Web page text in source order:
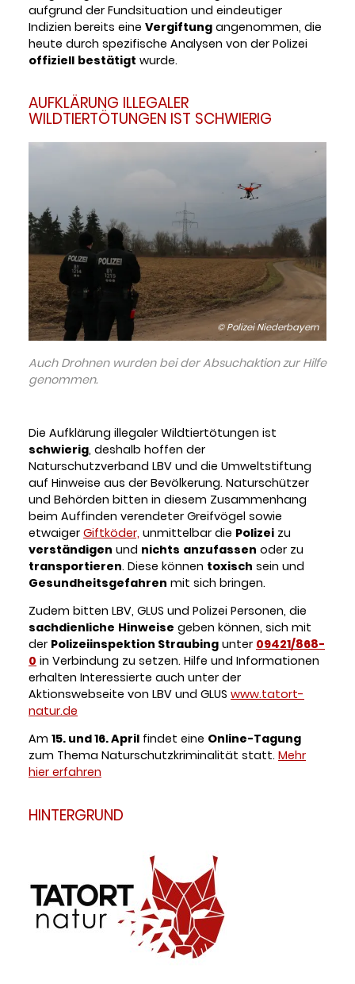
aufgrund der Fundsituation und eindeutiger
Indizien bereits eine Vergiftung angenommen, die
heute durch spezifische Analysen von der Polizei
offiziell bestätigt wurde.
AUFKLÄRUNG ILLEGALER
WILDTIERTÖTUNGEN IST SCHWIERIG
© Polizei Niederbayern
Auch Drohnen wurden bei der Absuchaktion zur Hilfe
genommen.
Die Aufklärung illegaler Wildtiertötungen ist
schwierig, deshalb hoffen der
Naturschutzverband LBV und die Umweltstiftung
auf Hinweise aus der Bevölkerung. Naturschützer
und Behörden bitten in diesem Zusammenhang
beim Auffinden verendeter Greifvögel sowie
etwaiger Giftköder, unmittelbar die Polizei zu
verständigen und nichts anzufassen oder zu
transportieren. Diese können toxisch sein und
Gesundheitsgefahren mit sich bringen.
Zudem bitten LBV, GLUS und Polizei Personen, die
sachdienliche Hinweise geben können, sich mit
der Polizeiinspektion Straubing unter 09421/868-
0 in Verbindung zu setzen. Hilfe und Informationen
erhalten Interessierte auch unter der
Aktionswebseite von LBV und GLUS www.tatort-
natur.de
Am 15. und 16. April findet eine Online-Tagung
zum Thema Naturschutzkriminalität statt. Mehr
hier erfahren
HINTERGRUND